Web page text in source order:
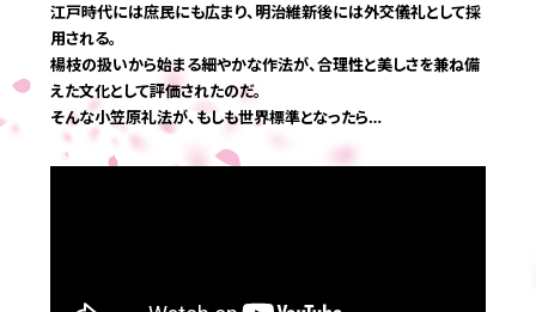
全国展開について
よくある質問
江戸時代には庶民にも広まり、明治維新後には外交儀礼として採
用される。
楊枝の扱いから始まる細やかな作法が、合理性と美しさを兼ね備
えた文化として評価されたのだ。
そんな小笠原礼法が、もしも世界標準となったら…